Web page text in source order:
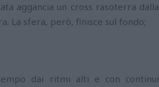
aggancia un cross rasoterra dalla
La sfera, però, finisce sul fondo;
dai ritmi alti e con continui